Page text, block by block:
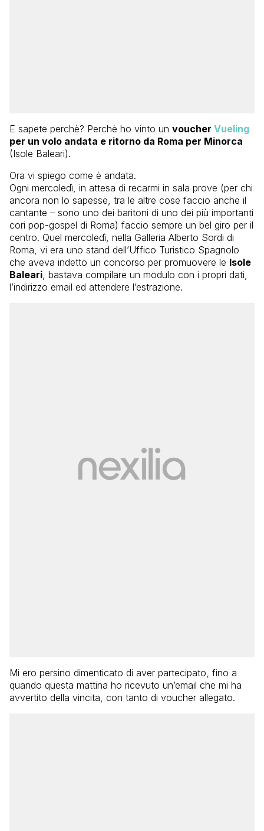
E sapete perchè? Perchè ho vinto un voucher Vueling
per un volo andata e ritorno da Roma per Minorca
(Isole Baleari).
Ora vi spiego come è andata.
Ogni mercoledì, in attesa di recarmi in sala prove (per chi
ancora non lo sapesse, tra le altre cose faccio anche il
cantante – sono uno dei baritoni di uno dei più importanti
cori pop-gospel di Roma) faccio sempre un bel giro per il
centro. Quel mercoledì, nella Galleria Alberto Sordi di
Roma, vi era uno stand dell’Uffico Turistico Spagnolo
che aveva indetto un concorso per promuovere le Isole
Baleari , bastava compilare un modulo con i propri dati,
l’indirizzo email ed attendere l’estrazione.
Mi ero persino dimenticato di aver partecipato, fino a
quando questa mattina ho ricevuto un’email che mi ha
avvertito della vincita, con tanto di voucher allegato.